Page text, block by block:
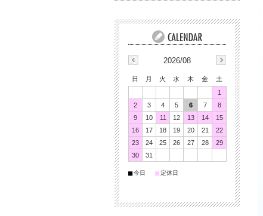
2026/08
日 月 火 水 木 金
土
1
2
3 4 5 6 7
8
9
10 11 12 13 14
15
16
17 18 19 20 21
22
23
24 25 26 27 28
29
30
31
■今日 ■定休日